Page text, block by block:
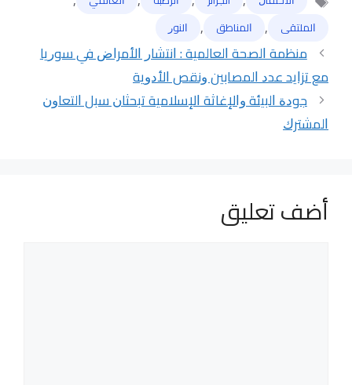
الوسوم
ﺍﻟﻤﻠﺘﻘﻰ , ﺍﻟﻤﻨﺎﻃﻖ , ﺍﻟﻨﻮﺭ
ﻣﻨﻈﻤﺔ ﺍﻟﺼﺤﺔ ﺍﻟﻌﺎﻟﻤﻴﺔ : ﺍﻧﺘﺸﺎﺭ ﺍﻷﻣﺮﺍﺽ ﻓﻲ ﺳﻮﺭﻳﺎ
ﻣﻊ ﺗﺰﺍﻳﺪ ﻋﺪﺩ ﺍﻟﻤﺼﺎﺑﻴﻦ ﻭﻧﻘﺺ ﺍﻷﺩﻭﻳﺔ
ﺟﻮﺩﺓ ﺍﻟﺒﻴﺌﺔ ﻭﺍﻹﻏﺎﺛﺔ ﺍﻹﺳﻼﻣﻴﺔ ﺗﺒﺤﺜﺎﻥ ﺳﺒﻞ ﺍﻟﺘﻌﺎﻭﻥ
ﺍﻟﻤﺸﺘﺮﻙ
أضف تعليق